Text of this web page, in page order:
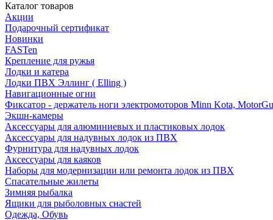
Каталог товаров
Акции
Подарочный сертификат
Новинки
FASTen
Крепление для ружья
Лодки и катера
Лодки ПВХ Эллинг ( Elling )
Навигационные огни
Фиксатор - держатель ноги электромоторов Minn Kota,
Экшн-камеры
Аксессуары для алюминиевых и пластиковых лодок
Аксессуары для надувных лодок из ПВХ
Фурнитура для надувных лодок
Аксессуары для каяков
Наборы для модернизации или ремонта лодок из ПВХ
Спасательные жилеты
Зимняя рыбалка
Ящики для рыболовных снастей
Одежда, Обувь